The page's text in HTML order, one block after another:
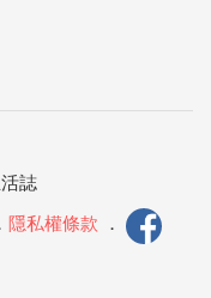
誌
隱私權條款 ．